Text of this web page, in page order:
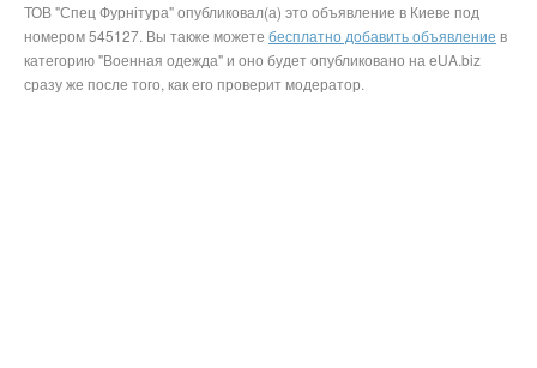
ТОВ "Спец Фурнітура" опубликовал(а) это объявление в Киеве под
номером 545127. Вы также можете бесплатно добавить объявление в
категорию "Военная одежда" и оно будет опубликовано на eUA.biz
сразу же после того, как его проверит модератор.